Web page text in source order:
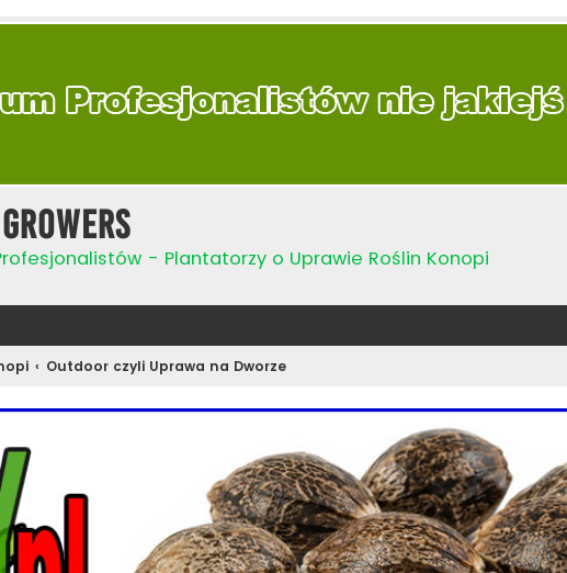
- Plantatorzy o Uprawie Roślin Konopi
Outdoor czyli Uprawa na Dworze